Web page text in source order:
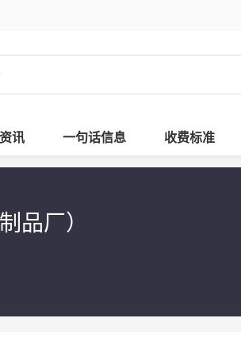
讯 一句话信息 收费标准
品厂）